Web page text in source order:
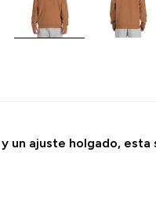
un ajuste holgado,